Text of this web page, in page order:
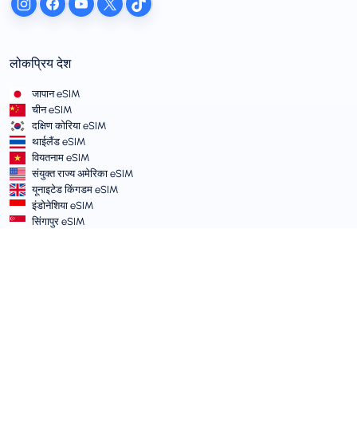
लोकप्रिय देश
जापान eSIM
चीन eSIM
दक्षिण कोरिया eSIM
थाईलैंड eSIM
वियतनाम eSIM
संयुक्त राज्य अमेरिका eSIM
यूनाइटेड किंगडम eSIM
इंडोनेशिया eSIM
सिंगापुर eSIM